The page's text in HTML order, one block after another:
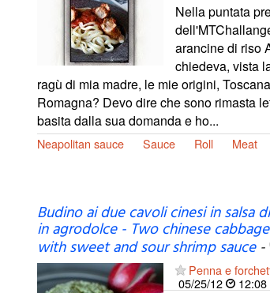
Nella puntata
arancine di riso
chiedeva, vista
ragù di mia madre, le mie origini,
Romagna? Devo dire che sono rimasta
basita dalla sua domanda e ho...
Neapolitan sauce Sauce Roll Meat
Budino ai due cavoli cinesi in salsa
in agrodolce - Two chinese
with sweet and sour shrimp sauce-
Penna e
05/25/12
12:08